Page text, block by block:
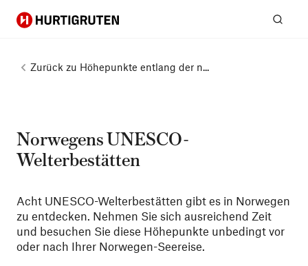
Hurtigruten
Zurück zu Höhepunkte entlang der n...
Norwegens UNESCO-
Welterbestätten
Acht UNESCO-Welterbestätten gibt es in Norwegen
zu entdecken. Nehmen Sie sich ausreichend Zeit
und besuchen Sie diese Höhepunkte unbedingt vor
oder nach Ihrer Norwegen-Seereise.